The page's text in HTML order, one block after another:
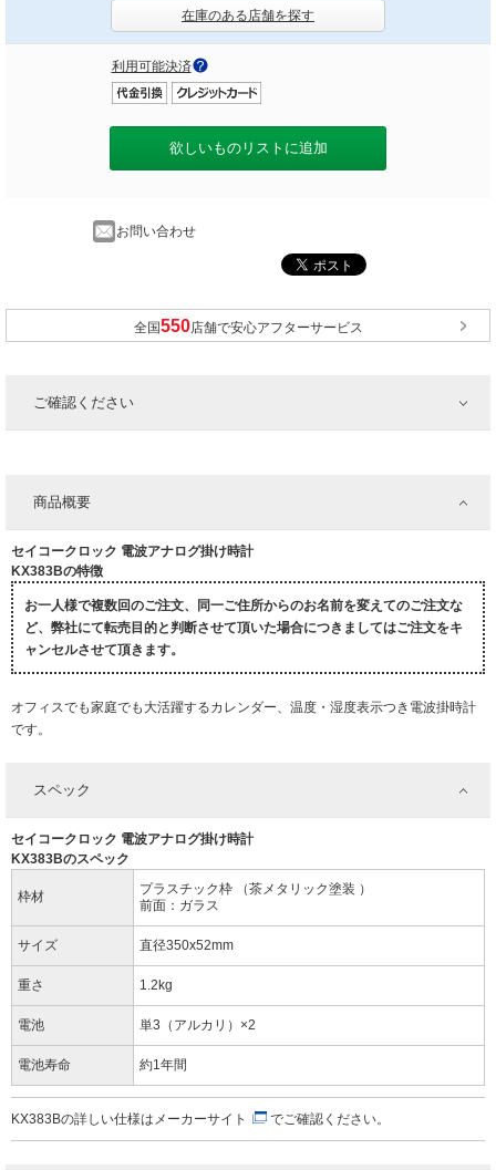
在庫のある店舗を探す
利用可能決済
欲しいものリストに追加
お問い合わせ
全国 店舗で安心アフターサービス
ご確認ください
商品概要
セイコークロック 電波アナログ掛け時計
KX383Bの特徴
お一人様で複数回のご注文、同一ご住所からのお名前を変えてのご注文な
ど、弊社にて転売目的と判断させて頂いた場合につきましてはご注文をキ
ャンセルさせて頂きます。
オフィスでも家庭でも大活躍するカレンダー、温度・湿度表示つき電波掛時計
です。
スペック
セイコークロック 電波アナログ掛け時計
KX383Bのスペック
枠材
プラスチック枠 （茶メタリック塗装 ）
前面：ガラス
サイズ 直径350x52mm
重さ 1.2kg
電池 単3（アルカリ）×2
電池寿命 約1年間
KX383Bの詳しい仕様は メーカーサイト でご確認ください。